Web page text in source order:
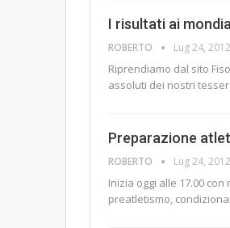
I risultati ai
ROBERTO Lug 24, 2012
Riprendiamo dal sito
assoluti dei nostri
Preparazione
ROBERTO Lug 24, 2012
Inizia oggi alle 17.00
preatletismo,